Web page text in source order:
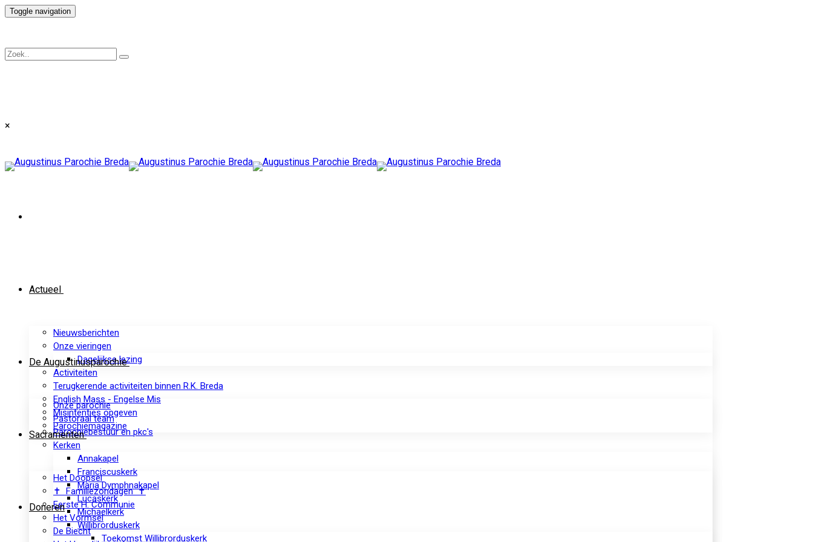
Toggle navigation
×
Actueel
Nieuwsberichten
Onze vieringen
Dagelijkse lezing
Activiteiten
Terugkerende activiteiten binnen R.K. Breda
English Mass - Engelse Mis
Misintenties opgeven
Parochiemagazine
De Augustinusparochie
Onze parochie
Pastoraal team
Parochiebestuur en pkc's
Kerken
Annakapel
Franciscuskerk
Maria Dymphnakapel
Lucaskerk
Michaelkerk
Willibrorduskerk
Toekomst Willibrorduskerk
Sacramenten
Het Doopsel
✝ Familiezondagen ✝
Eerste H. Communie
Het Vormsel
De Biecht
Doneren